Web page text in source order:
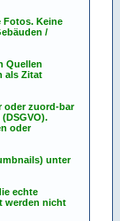
Fotos. Keine
/
Quellen
als Zitat
oder zuord-bar
oder
unter
echte
werden nicht